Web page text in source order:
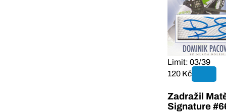
Limit: 03/39
120 Kč
Zadražil
Signature